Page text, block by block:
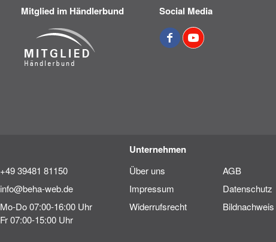
Mitglied im Händlerbund Social Media
+49 39481 81150
info@beha-web.de
Mo-Do 07:00-16:00 Uhr
Fr 07:00-15:00 Uhr
Unternehmen
Über uns
AGB
Impressum
Datenschutz
Widerrufsrecht
Bildnachweis